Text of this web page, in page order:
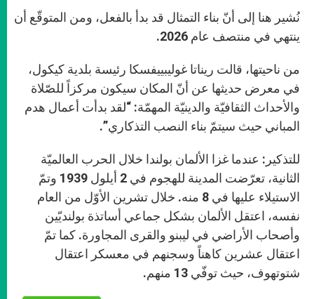
نُشير هنا إلى أنّ بناء التمثال قد بدأ بالفعل، ومن المتوقّع أن
ينتهي في منتصف عام 2026.
من ناحيتها، قالت ريناتا غوليبييفسكا رئيسة بلدية كيكول،
في معرض حديثها عن أنّ المكان سيكون مركزاً للصّلاة
والأحداث الثقافيّة والدينيّة المهمّة: “لقد بدأت أعمال هدم
المباني حيث سيتمّ بناء النصب التذكاري”.
للتذكير: عندما غزا الألمان بولندا خلال الحرب العالميّة
الثانية، تعرّضت المدينة للهجوم في 2 أيلول 1939 وتمّ
الاستيلاء عليها في 8 منه. خلال تشرين الأوّل من العام
نفسه، اعتقل الألمان بشكل جماعي أساتذة بولنديّين
وأصحاب الأراضي في ليبنو والقرى المجاورة. كما تمّ
اعتقال عشرين كاهناً وسجنهم في معسكر اعتقال
شتوتهوف، حيث توفّي 13 منهم.